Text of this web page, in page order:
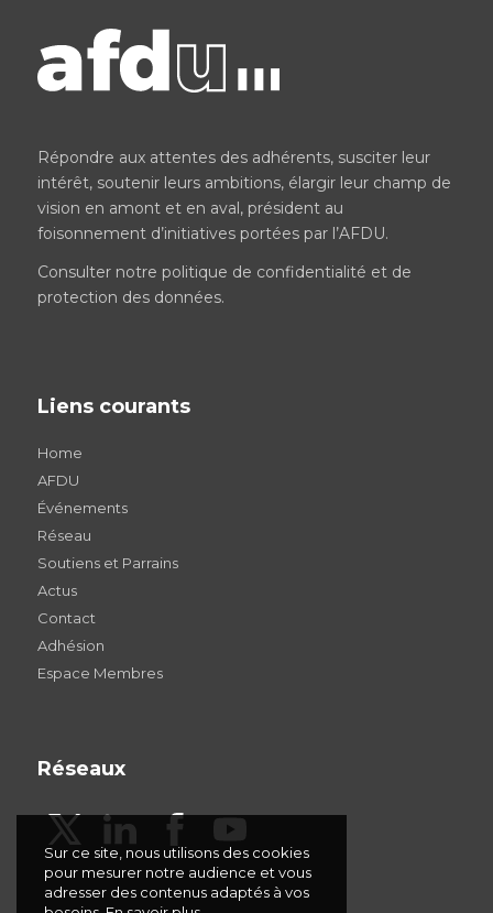
Répondre aux attentes des adhérents, susciter leur
intérêt, soutenir leurs ambitions, élargir leur champ de
vision en amont et en aval, président au
foisonnement d’initiatives portées par l’AFDU.
Consulter notre politique de confidentialité et de
protection des données.
Liens courants
Home
AFDU
Événements
Réseau
Soutiens et Parrains
Actus
Contact
Adhésion
Espace Membres
Réseaux
Sur ce site, nous utilisons des cookies
pour mesurer notre audience et vous
adresser des contenus adaptés à vos